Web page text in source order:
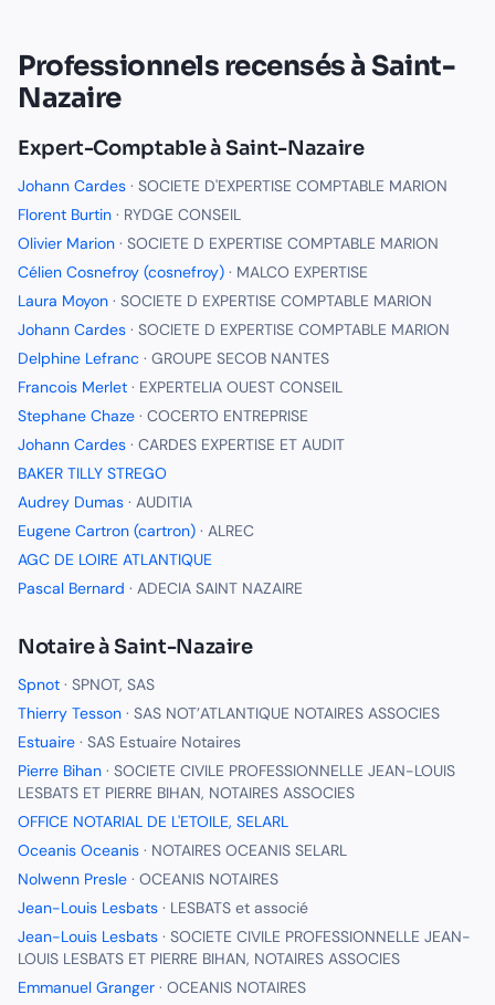
Professionnels recensés àSaint-
Nazaire
Expert-ComptableàSaint-Nazaire
Johann Cardes · SOCIETE D'EXPERTISE COMPTABLE MARION
Florent Burtin · RYDGE CONSEIL
Olivier Marion · SOCIETE D EXPERTISE COMPTABLE MARION
Célien Cosnefroy (cosnefroy) · MALCO EXPERTISE
Laura Moyon · SOCIETE D EXPERTISE COMPTABLE MARION
Johann Cardes · SOCIETE D EXPERTISE COMPTABLE MARION
Delphine Lefranc · GROUPE SECOB NANTES
Francois Merlet · EXPERTELIA OUEST CONSEIL
Stephane Chaze · COCERTO ENTREPRISE
Johann Cardes · CARDES EXPERTISE ET AUDIT
BAKER TILLY STREGO
Audrey Dumas · AUDITIA
Eugene Cartron (cartron) · ALREC
AGC DE LOIRE ATLANTIQUE
Pascal Bernard · ADECIA SAINT NAZAIRE
NotaireàSaint-Nazaire
Spnot · SPNOT, SAS
Thierry Tesson · SAS NOT’ATLANTIQUE NOTAIRES ASSOCIES
Estuaire · SAS Estuaire Notaires
Pierre Bihan · SOCIETE CIVILE PROFESSIONNELLE JEAN-LOUIS
LESBATS ET PIERRE BIHAN, NOTAIRES ASSOCIES
OFFICE NOTARIAL DE L'ETOILE, SELARL
Oceanis Oceanis · NOTAIRES OCEANIS SELARL
Nolwenn Presle · OCEANIS NOTAIRES
Jean-Louis Lesbats · LESBATS et associé
Jean-Louis Lesbats · SOCIETE CIVILE PROFESSIONNELLE JEAN-
LOUIS LESBATS ET PIERRE BIHAN, NOTAIRES ASSOCIES
Emmanuel Granger · OCEANIS NOTAIRES